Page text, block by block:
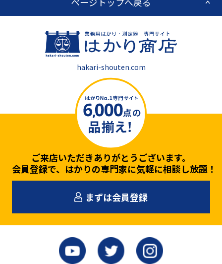
ご来店いただきありがとうございます。
会員登録で、はかりの専門家に気軽に相談し放題！
まずは会員登録
hakari-shouten.com